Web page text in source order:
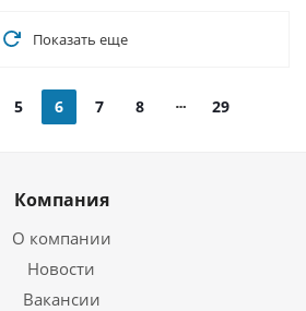
Показать еще
5 6 7 8 29
Компания
О компании
Новости
Вакансии